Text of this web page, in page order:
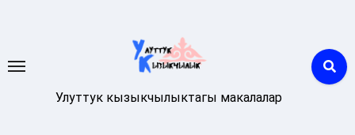
Улуттук кызыкчылыктагы макалалар